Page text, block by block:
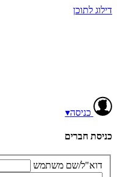
דילוג לתוכן
כניסה▾
כניסת חברים
דוא"ל/שם משתמש